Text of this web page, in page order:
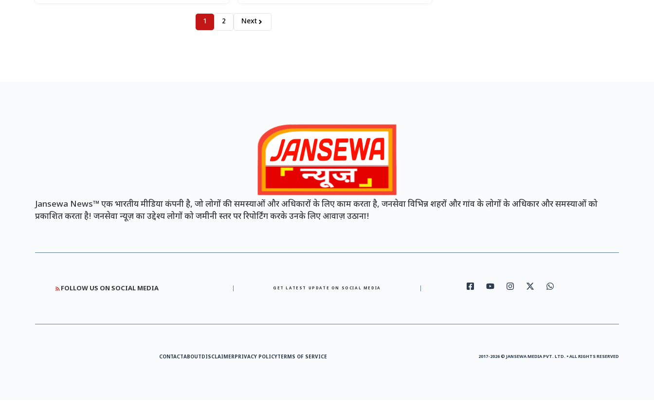
1 2 Next
Jansewa News™ एक भारतीय मीडिया कंपनी है, जो लोगों की समस्याओं और अधिकारों के लिए काम करता है, जनसेवा विभिन्न शहरों और गांव के लोगों के अधिकार और समस्याओं को
प्रकाशित करता है! जनसेवा न्यूज़ का उद्देश्य लोगों को जमीनी स्तर पर रिपोर्टिंग करके उनके लिए आवाज़ उठाना!
FOLLOW US ON SOCIAL MEDIA GET LATEST UPDATE ON SOCIAL MEDIA
CONTACTABOUTDISCLAIMERPRIVACY POLICYTERMS OF SERVICE 2017-2026 © JANSEWA MEDIA PVT. LTD. • ALL RIGHTS RESERVED